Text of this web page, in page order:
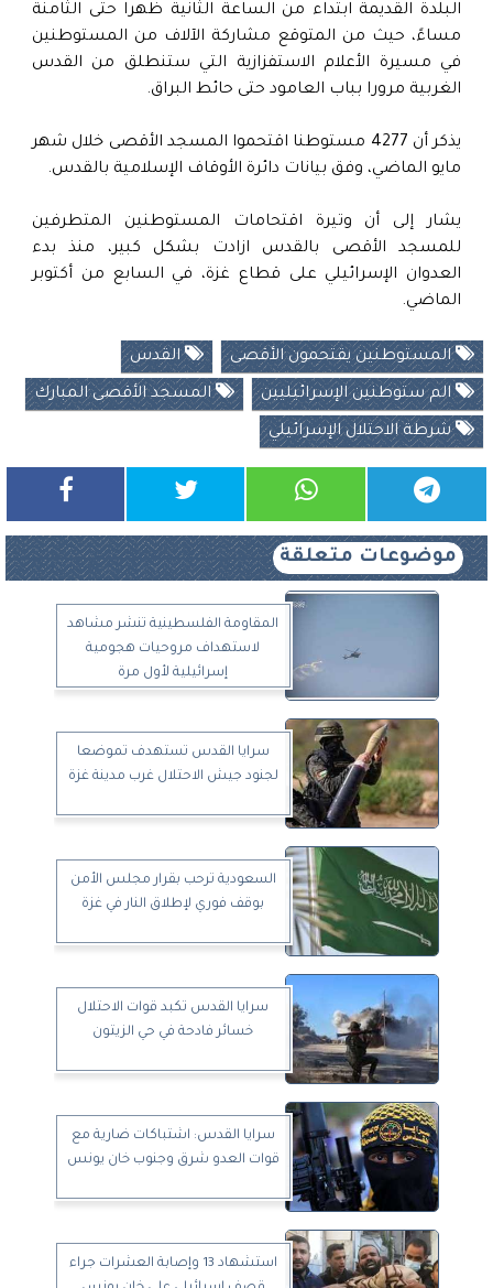
البلدة القديمة ابتداء من الساعة الثانية ظهرا حتى الثامنة
مساءً، حيث من المتوقع مشاركة الآلاف من المستوطنين
في مسيرة الأعلام الاستفزازية التي ستنطلق من القدس
الغربية مرورا بباب العامود حتى حائط البراق.
يذكر أن 4277 مستوطنا اقتحموا المسجد الأقصى خلال شهر
مايو الماضي، وفق بيانات دائرة الأوقاف الإسلامية بالقدس.
يشار إلى أن وتيرة اقتحامات المستوطنين المتطرفين
للمسجد الأقصى بالقدس ازادت بشكل كبير، منذ بدء
العدوان الإسرائيلي على قطاع غزة، في السابع من أكتوبر
الماضي.
المستوطنين يقتحمون الأقصى القدس
الم ستوطنين الإسرائيليين المسجد الأقصى المبارك
شرطة الاحتلال الإسرائيلي
موضوعات متعلقة
المقاومة الفلسطينية تنشر مشاهد
لاستهداف مروحيات هجومية
إسرائيلية لأول مرة
سرايا القدس تستهدف تموضعا
لجنود جيش الاحتلال غرب مدينة غزة
السعودية ترحب بقرار مجلس الأمن
بوقف فوري لإطلاق النار في غزة
سرايا القدس تكبد قوات الاحتلال
خسائر فادحة في حي الزيتون
سرايا القدس: اشتباكات ضارية مع
قوات العدو شرق وجنوب خان يونس
استشهاد 13 وإصابة العشرات جراء